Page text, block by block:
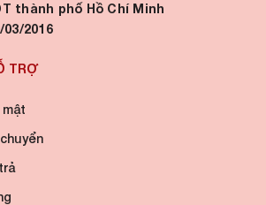
thành phố Hồ Chí Minh
2016
TRỢ